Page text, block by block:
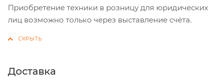
Приобретение техники в розницу для юридических
лиц возможно только через выставление счёта.
Доставка